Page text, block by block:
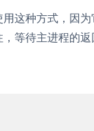
这种方式，因
等待主进程的